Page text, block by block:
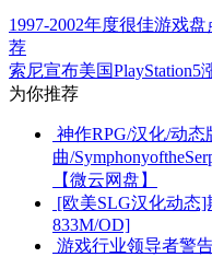
1997-2002年度很佳游戏
荐
索尼宣布美国
为你推荐
神作RPG/汉化/动态
曲/
【微云网盘】
[欧美SLG汉化动态]
833M/OD]
游戏行业领导者警